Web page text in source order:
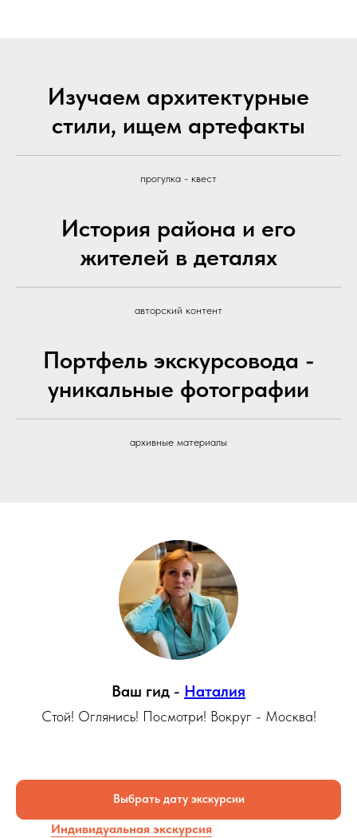
Изучаем архитектурные
стили, ищем артефакты
прогулка - квест
История района и его
жителей в деталях
авторский контент
Портфель экскурсовода -
уникальные фотографии
архивные материалы
Ваш гид - Наталия
Стой! Оглянись! Посмотри! Вокруг - Москва!
Выбрать дату экскурсии
Индивидуальная экскурсия